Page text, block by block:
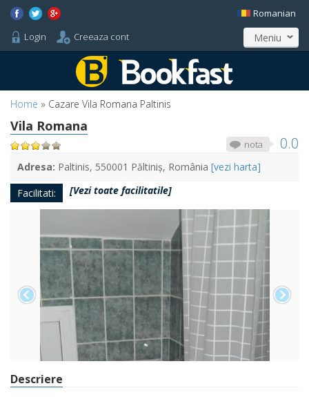
Login Creeaza cont
Romanian
Meniu
Home » Cazare Vila Romana Paltinis
Vila Romana
nota 0.0
Adresa: Paltinis, 550001 Păltiniș, România [vezi harta]
Facilitati:
[Vezi toate facilitatile]
Descriere